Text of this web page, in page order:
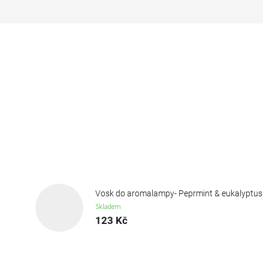
Vosk do aromalampy- Peprmint & eukalyptus
Skladem
123 Kč